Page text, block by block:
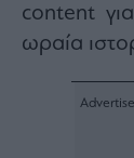
content
ωραία